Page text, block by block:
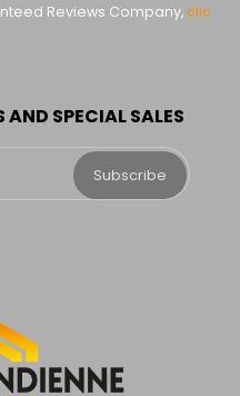
AND SPECIAL SALES
Subscribe
Reviews Company,clic